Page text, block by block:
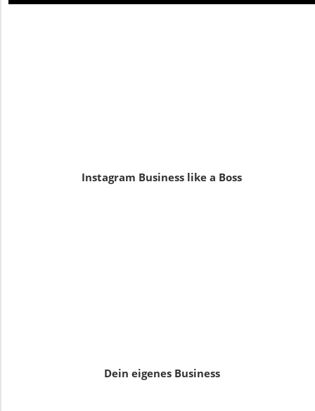
Instagram Business like a Boss
Dein eigenes Business